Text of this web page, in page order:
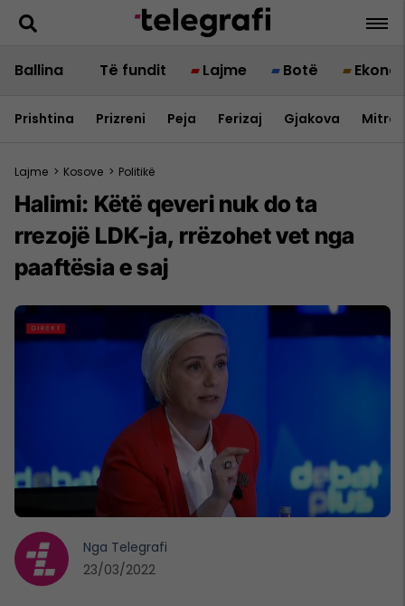
Ballina Të fundit Lajme Botë
Prishtina Prizreni Peja Ferizaj Gjakova
Lajme > Kosove > Politikë
Halimi: Këtë qeveri nuk do ta
rrezojë LDK-ja, rrëzohet vet nga
paaftësia e saj
Nga Telegrafi
23/03/2022